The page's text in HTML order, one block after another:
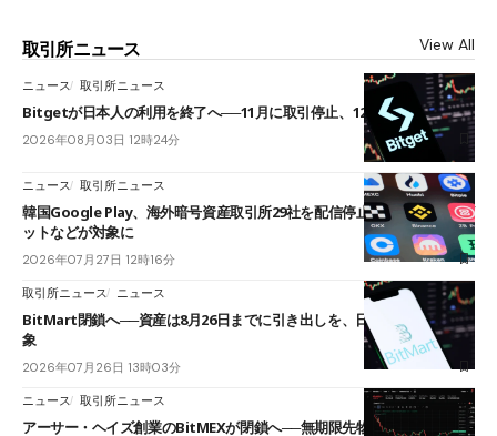
取引所ニュース View All
ニュース 取引所ニュース
Bitgetが日本人の利用を終了へ──11月に取引停止、12月末に強制決済
2026年08月03日 12時24分
ニュース 取引所ニュース
韓国Google Play、海外暗号資産取引所29社を配信停止──OKXやバイビ
ットなどが対象に
2026年07月27日 12時16分
取引所ニュース ニュース
BitMart閉鎖へ──資産は8月26日までに引き出しを、日本人利用者も対
象
2026年07月26日 13時03分
ニュース 取引所ニュース
アーサー・ヘイズ創業のBitMEXが閉鎖へ──無期限先物を生んだ11年に